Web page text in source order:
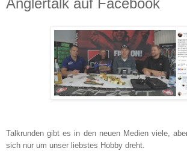
Anglertalk auf Facebook
Talkrunden gibt es in den neuen Medien viele,
sich nur um unser liebstes Hobby dreht.